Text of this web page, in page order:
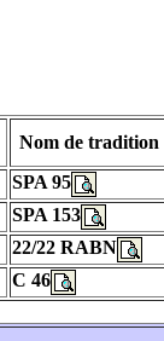
Nom de tradition
SPA 95
SPA 153
22/22 RABN
C 46